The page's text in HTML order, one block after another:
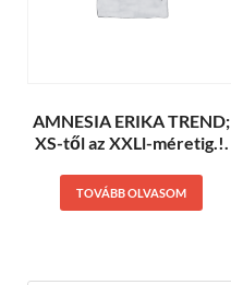
AMNESIA ERIKA TREND;
XS-től az XXLl-méretig.!.
TOVÁBB OLVASOM